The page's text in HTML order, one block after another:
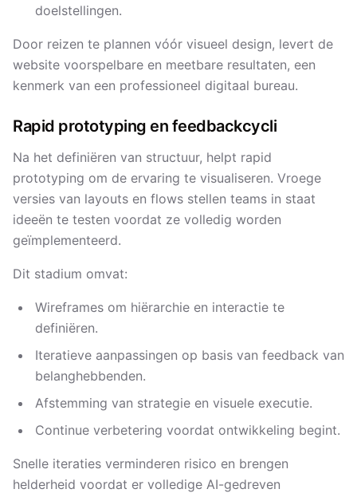
doelstellingen.
Door reizen te plannen vóór visueel design, levert de
website voorspelbare en meetbare resultaten, een
kenmerk van een professioneel digitaal bureau.
Rapid prototyping en feedbackcycli
Na het definiëren van structuur, helpt rapid
prototyping om de ervaring te visualiseren. Vroege
versies van layouts en flows stellen teams in staat
ideeën te testen voordat ze volledig worden
geïmplementeerd.
Dit stadium omvat:
Wireframes om hiërarchie en interactie te
definiëren.
Iteratieve aanpassingen op basis van feedback van
belanghebbenden.
Afstemming van strategie en visuele executie.
Continue verbetering voordat ontwikkeling begint.
Snelle iteraties verminderen risico en brengen
helderheid voordat er volledige AI-gedreven